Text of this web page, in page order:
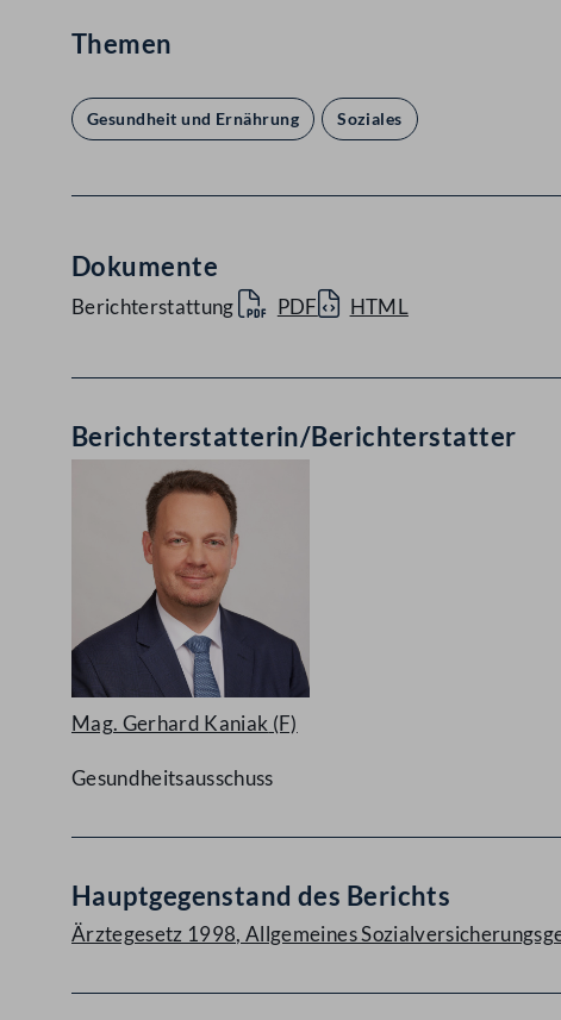
Themen
Gesundheit und Ernährung Soziales
Dokumente
Berichterstattung PDF HTML
Berichterstatterin/Berichterstatter
Mag. Gerhard Kaniak (F)
Gesundheitsausschuss
Hauptgegenstand des Berichts
Ärztegesetz 1998, Allgemeines